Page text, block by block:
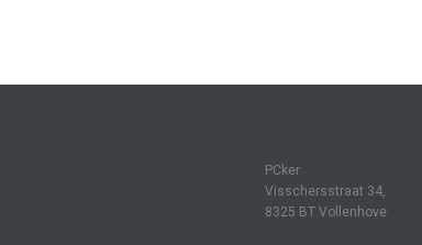
PCker
Visschersstraat 34,
8325 BT Vollenhove